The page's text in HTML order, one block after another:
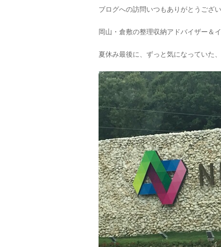
ブログへの訪問いつもありがとうござい
岡山・倉敷の整理収納アドバイザー＆
夏休み最後に、ずっと気になっていた